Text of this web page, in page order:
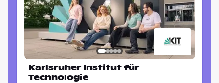
Karlsruher Institut für
Technologie